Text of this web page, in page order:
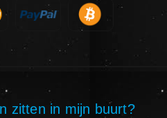
zitten in mijn buurt?